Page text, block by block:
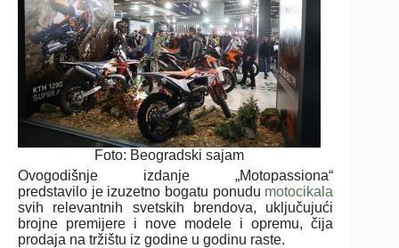
Foto: Beogradski sajam
Ovogodišnje izdanje „Motopassiona“
predstavilo je izuzetno bogatu ponudu motocikala
svih relevantnih svetskih brendova, uključujući
brojne premijere i nove modele i opremu, čija
prodaja na tržištu iz godine u godinu raste.